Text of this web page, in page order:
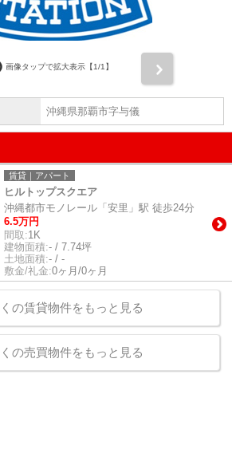
画像タップで拡大表示【1/1】
沖縄県那覇市字与儀
賃貸｜アパート
ヒルトップスクエア
沖縄都市モノレール「安里」駅 徒歩24分
6.5万円
間取:1K
建物面積:- / 7.74坪
土地面積:- / -
敷金/礼金:0ヶ月/0ヶ月
の賃貸物件をもっと見る
の売買物件をもっと見る